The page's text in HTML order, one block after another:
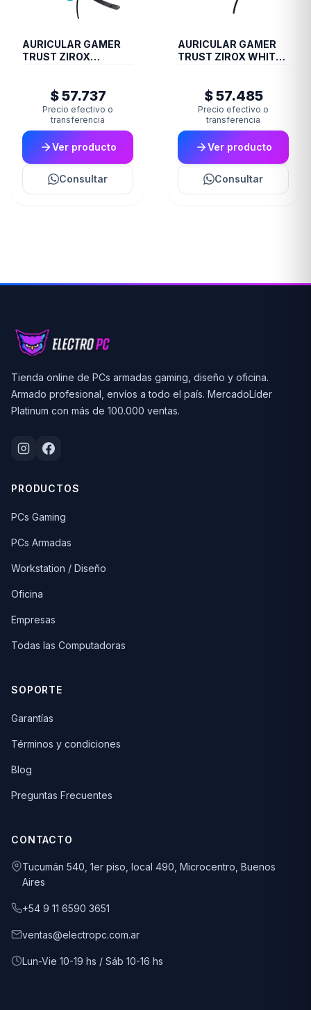
AURICULAR GAMER
TRUST ZIROX
$ 57.737
Precio efectivo o
transferencia
Ver producto
Consultar
AURICULAR GAMER
TRUST ZIROX WHITE
$ 57.485
Precio efectivo o
transferencia
Ver producto
Consultar
Tienda online de PCs armadas gaming, diseño y oficina.
Armado profesional, envíos a todo el país. MercadoLíder
Platinum con más de 100.000 ventas.
PRODUCTOS
PCs Gaming
PCs Armadas
Workstation / Diseño
Oficina
Empresas
Todas las Computadoras
SOPORTE
Garantías
Términos y condiciones
Blog
Preguntas Frecuentes
CONTACTO
Tucumán 540, 1er piso, local 490, Microcentro, Buenos
Aires
+54 9 11 6590 3651
ventas@electropc.com.ar
Lun-Vie 10-19 hs / Sáb 10-16 hs